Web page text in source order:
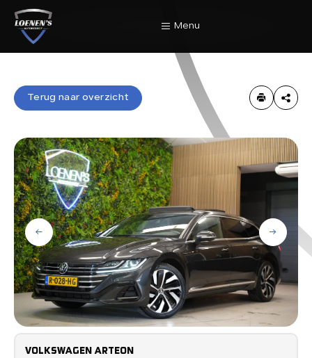
Menu
Home
Aanbod
Diensten
Werkplaats
Over Ons
Verkocht
Terug naar overzicht
VOLKSWAGEN ARTEON